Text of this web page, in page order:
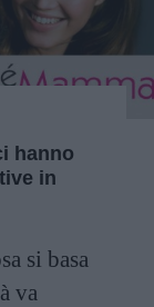
hanno
in
si basa
va